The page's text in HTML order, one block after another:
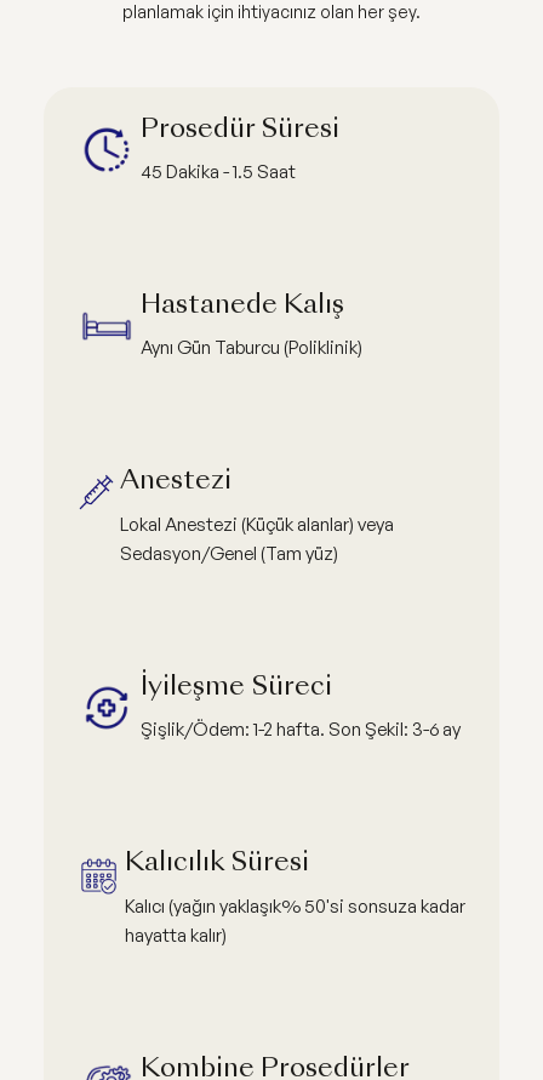
planlamak için ihtiyacınız olan her şey.
Prosedür Süresi
45 Dakika - 1.5 Saat
Hastanede Kalış
Aynı Gün Taburcu (Poliklinik)
Anestezi
Lokal Anestezi (Küçük alanlar) veya
Sedasyon/Genel (Tam yüz)
İyileşme Süreci
Şişlik/Ödem: 1-2 hafta. Son Şekil: 3-6 ay
Kalıcılık Süresi
Kalıcı (yağın yaklaşık% 50'si sonsuza kadar
hayatta kalır)
Kombine Prosedürler